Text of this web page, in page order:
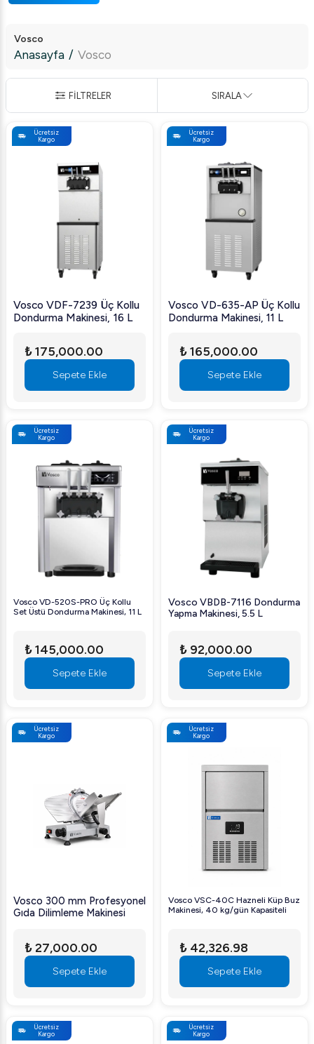
Vosco
Anasayfa / Vosco
FİLTRELER SIRALA
Ücretsiz
Kargo
Vosco VDF-7239 Üç Kollu
Dondurma Makinesi, 16 L
₺ 175,000.00
Sepete Ekle
Ücretsiz
Kargo
Vosco VD-635-AP Üç Kollu
Dondurma Makinesi, 11 L
₺ 165,000.00
Sepete Ekle
Ücretsiz
Kargo
Vosco VD-520S-PRO Üç Kollu
Set Üstü Dondurma Makinesi, 11 L
₺ 145,000.00
Sepete Ekle
Ücretsiz
Kargo
Vosco VBDB-7116 Dondurma
Yapma Makinesi, 5.5 L
₺ 92,000.00
Sepete Ekle
Ücretsiz
Kargo
Vosco 300 mm Profesyonel
Gıda Dilimleme Makinesi
₺ 27,000.00
Sepete Ekle
Ücretsiz
Kargo
Vosco VSC-40C Hazneli Küp Buz
Makinesi, 40 kg/gün Kapasiteli
₺ 42,326.98
Sepete Ekle
Ücretsiz
Kargo
Ücretsiz
Kargo